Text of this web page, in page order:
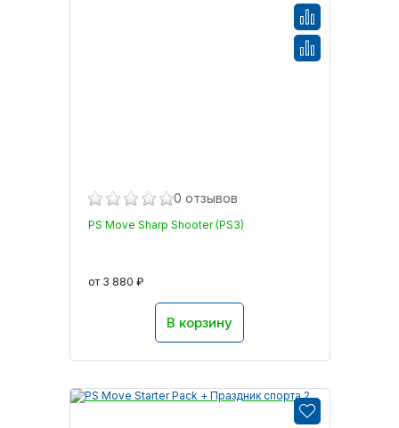
0 отзывов
PS Move Sharp Shooter (PS3)
от 3 880 ₽
В корзину